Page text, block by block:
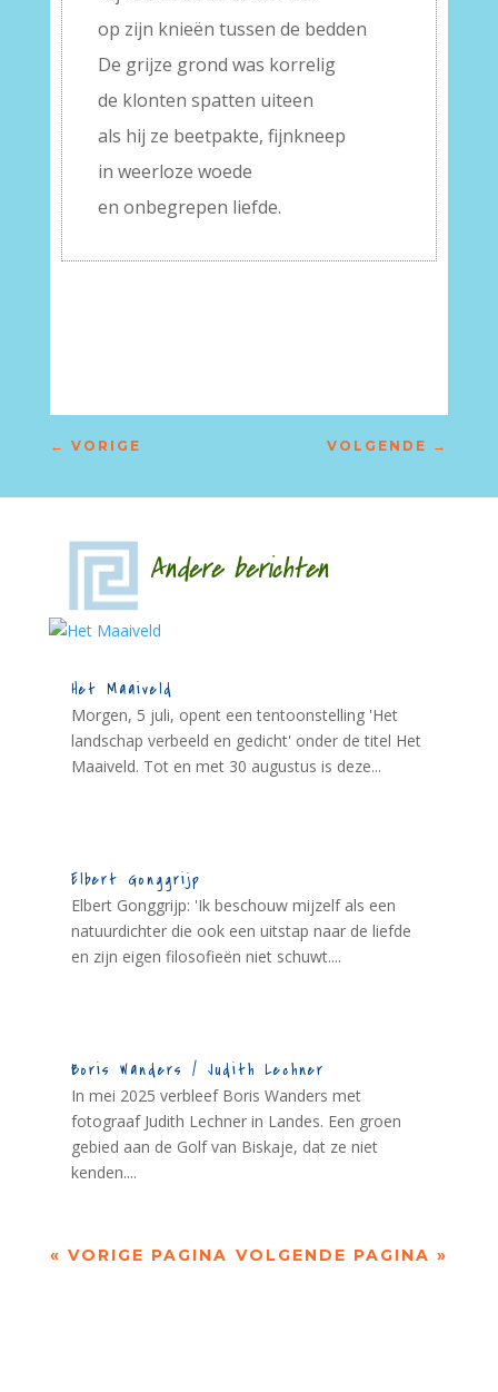
op zijn knieën tussen de bedden
De grijze grond was korrelig
de klonten spatten uiteen
als hij ze beetpakte, fijnkneep
in weerloze woede
en onbegrepen liefde.
← VORIGE VOLGENDE →
Andere berichten
Het Maaiveld
Morgen, 5 juli, opent een tentoonstelling 'Het
landschap verbeeld en gedicht' onder de titel Het
Maaiveld. Tot en met 30 augustus is deze...
Elbert Gonggrijp
Elbert Gonggrijp: 'Ik beschouw mijzelf als een
natuurdichter die ook een uitstap naar de liefde
en zijn eigen filosofieën niet schuwt....
Boris Wanders / Judith Lechner
In mei 2025 verbleef Boris Wanders met
fotograaf Judith Lechner in Landes. Een groen
gebied aan de Golf van Biskaje, dat ze niet
kenden....
« VORIGE PAGINA VOLGENDE PAGINA »